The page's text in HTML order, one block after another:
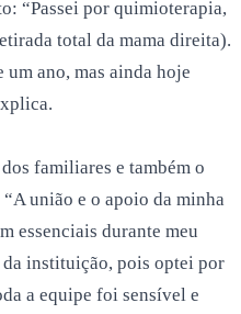
“Passei por quimioterapia,
total da mama direita).
ano, mas ainda hoje
familiares e também o
união e o apoio da minha
essenciais durante meu
instituição, pois optei por
a equipe foi sensível e